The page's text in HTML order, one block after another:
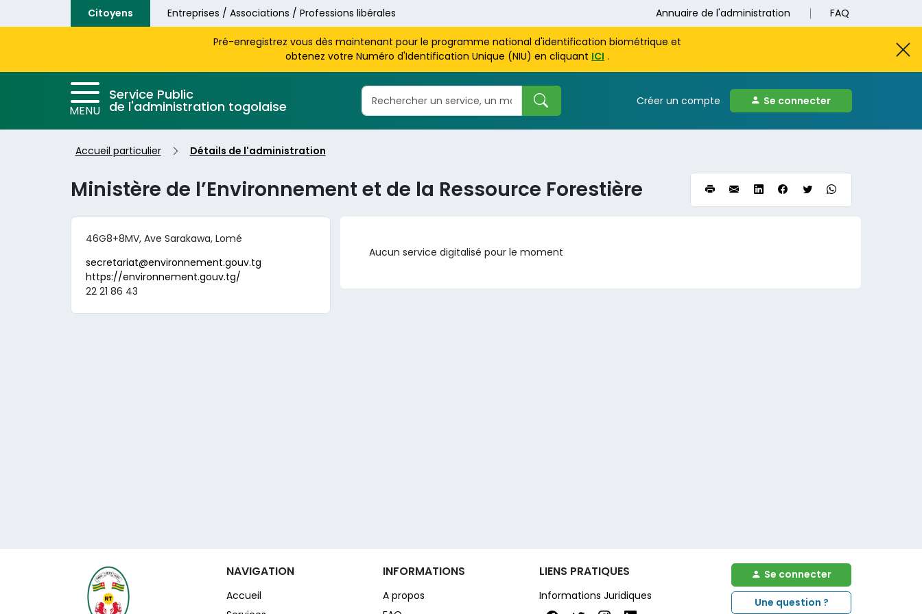
Aller au contenu principal
Citoyens Entreprises / Associations / Professions libérales Annuaire de l'administration FAQ
Pré-enregistrez vous dès maintenant pour le programme national d'identification biométrique et
obtenez votre Numéro d'Identification Unique (NIU) en cliquant ICI .
MENU
Service Public
de l'administration togolaise Créer un compte Se connecter
Accueil particulier Détails de l'administration
Ministère de l’Environnement et de la Ressource Forestière
46G8+8MV, Ave Sarakawa, Lomé
secretariat@environnement.gouv.tg
https://environnement.gouv.tg/
22 21 86 43
Aucun service digitalisé pour le moment
NAVIGATION
Accueil
INFORMATIONS
A propos
LIENS PRATIQUES
Informations Juridiques
Se connecter
Une question ?